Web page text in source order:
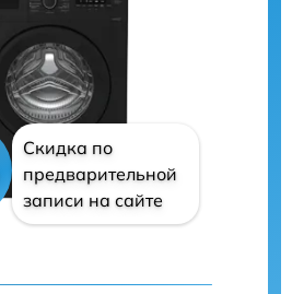
Скидка по
предварительной
записи на сайте